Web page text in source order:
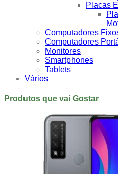
Placas
Computadores
Computadores
Monitores
Smartphones
Tablets
Vários
Produtos que vai Gostar